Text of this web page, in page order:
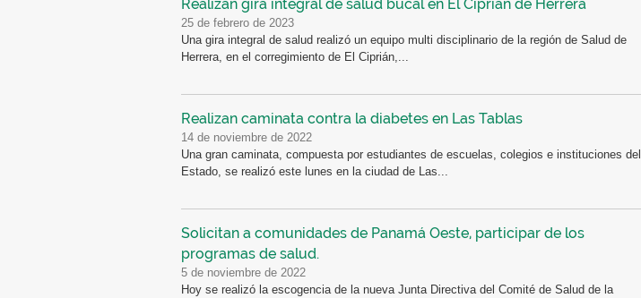
Realizan gira integral de salud bucal en El Ciprián de Herrera
25 de febrero de 2023
Una gira integral de salud realizó un equipo multi disciplinario de la región de Salud de
Herrera, en el corregimiento de El Ciprián,...
Realizan caminata contra la diabetes en Las Tablas
14 de noviembre de 2022
Una gran caminata, compuesta por estudiantes de escuelas, colegios e instituciones del
Estado, se realizó este lunes en la ciudad de Las...
Solicitan a comunidades de Panamá Oeste, participar de los
programas de salud.
5 de noviembre de 2022
Hoy se realizó la escogencia de la nueva Junta Directiva del Comité de Salud de la